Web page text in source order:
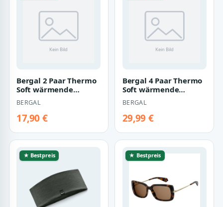
Bergal 2 Paar Thermo
Soft wärmende
Winter Schuh-Einlage,
Einlegesohle…
BERGAL
17,90 €
Bergal 4 Paar Thermo
Soft wärmende
Winter Schuh-Einlage,
Einlegesohle…
BERGAL
29,99 €
★ Bestpreis ★ Bestpreis